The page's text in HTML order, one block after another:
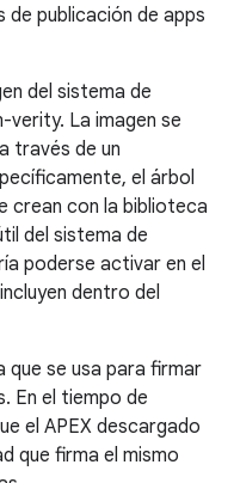
de publicación de apps
del sistema de
La imagen se
través de un
el árbol
crean con la biblioteca
del sistema de
poderse activar en el
dentro del
que se usa para firmar
En el tiempo de
el APEX descargado
que firma el mismo